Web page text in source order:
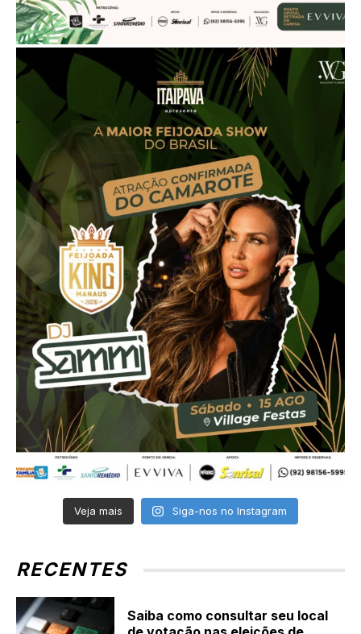
Veja mais Siga-nos no Instagram
RECENTES
Saiba como consultar seu local